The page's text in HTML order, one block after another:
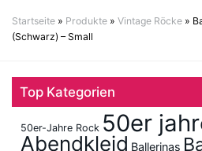
Startseite » Produkte » Vintage Röcke »
(Schwarz) – Small
Top Kategorien
50er-Jahre Rock 50er
Abendkleid Ballerinas